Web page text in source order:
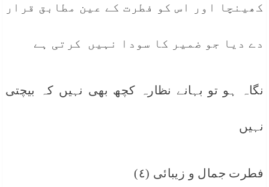
کھینچا اور اس کو فطرت کے عین مطابق قرار
دے دیا جو ضمیر کا سودا نہیں کرتی ہے
نگاہ ہو تو بہانے نظارہ کچھ بھی نہیں کہ بیچتی
نہیں
فطرت جمال و زیبائی (٤)